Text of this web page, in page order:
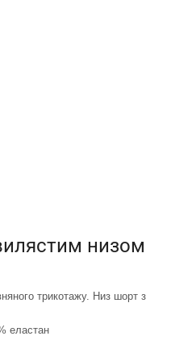
низом
трикотажу. Низ шорт з
еластан